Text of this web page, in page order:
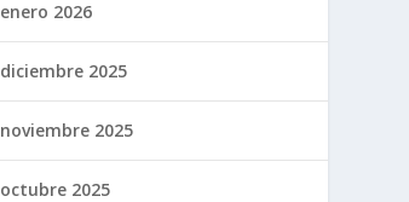
enero 2026
diciembre 2025
noviembre 2025
octubre 2025